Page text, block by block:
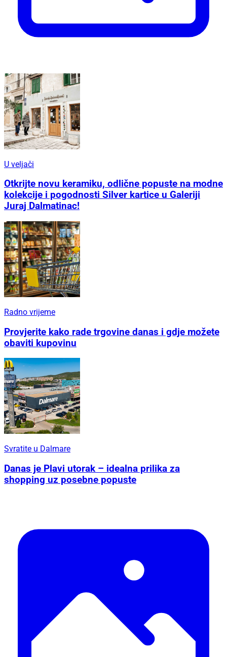
U veljači
Otkrijte novu keramiku, odlične popuste na modne
kolekcije i pogodnosti Silver kartice u Galeriji
Juraj Dalmatinac!
Radno vrijeme
Provjerite kako rade trgovine danas i gdje možete
obaviti kupovinu
Svratite u Dalmare
Danas je Plavi utorak – idealna prilika za
shopping uz posebne popuste